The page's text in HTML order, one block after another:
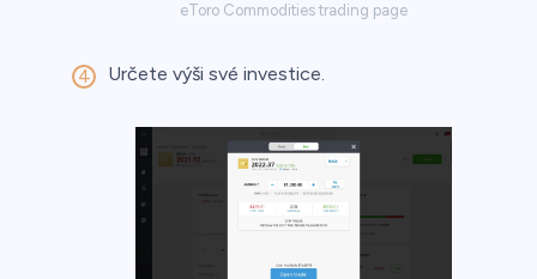
eToro Commodities trading page
Určete výši své investice.